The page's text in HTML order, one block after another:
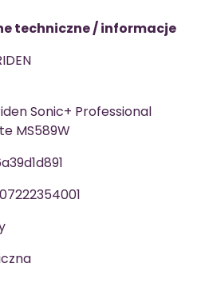
techniczne / informacje
Sonic+ Professional
MS589W